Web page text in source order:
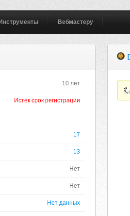
Инструменты Вебмастеру
10 лет
Истек срок регистрации
17
13
Нет
Нет
Нет данных